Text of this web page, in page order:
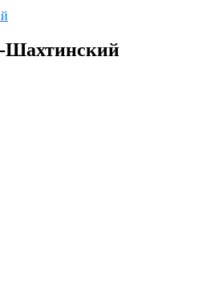
Шахтинский